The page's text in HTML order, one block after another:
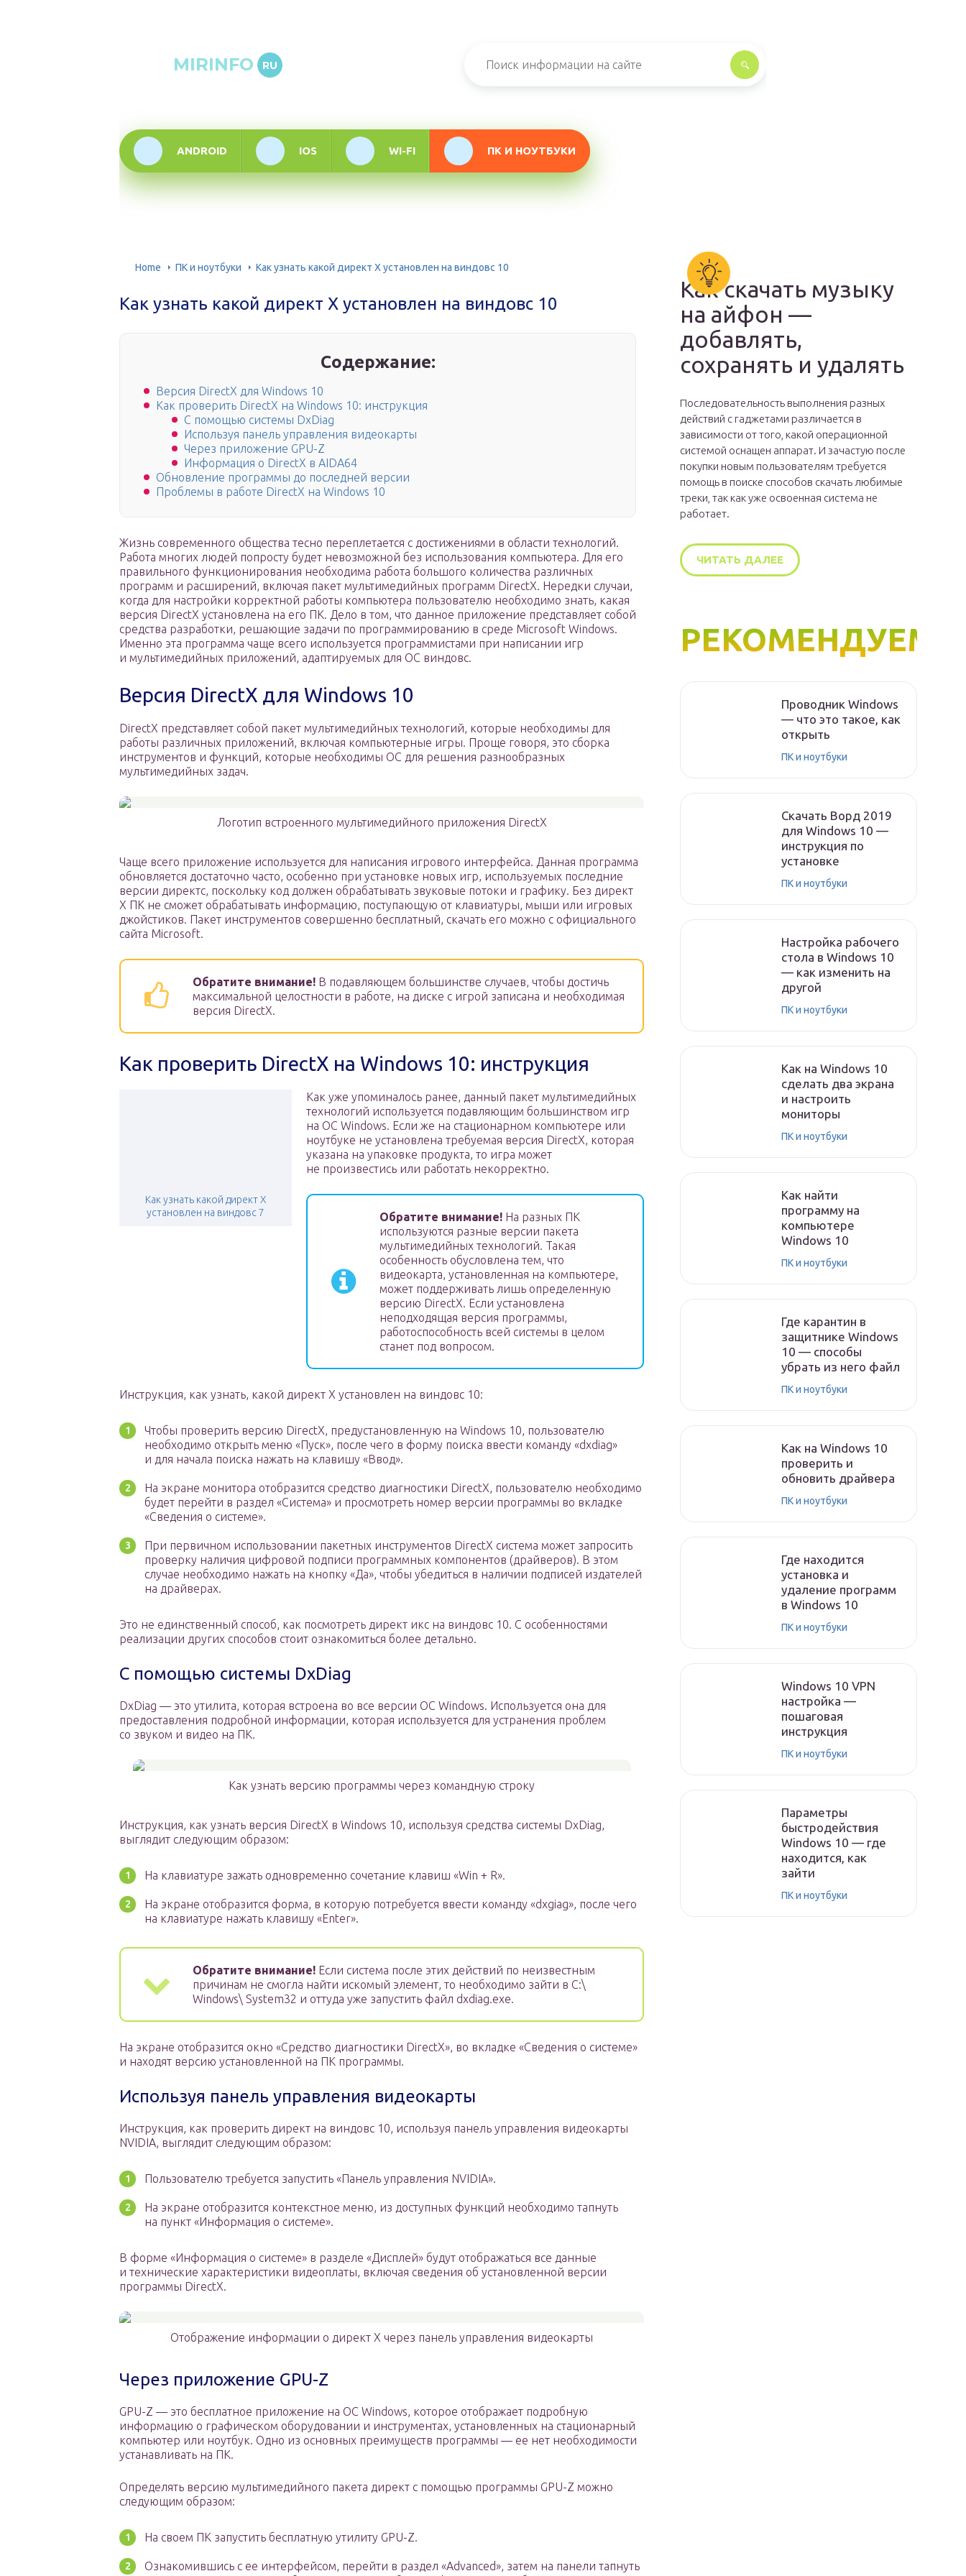
MIRINFO RU
ANDROID IOS WI-FI ПК И НОУТБУКИ
Home ПК и ноутбуки Как узнать какой директ X установлен на виндовс 10
Как узнать какой директ X установлен на виндовс 10
Содержание:
Версия DirectX для Windows 10
Как проверить DirectX на Windows 10: инструкция
С помощью системы DxDiag
Используя панель управления видеокарты
Через приложение GPU-Z
Информация о DirectX в AIDA64
Обновление программы до последней версии
Проблемы в работе DirectX на Windows 10
Жизнь современного общества тесно переплетается с достижениями в области технологий.
Работа многих людей попросту будет невозможной без использования компьютера. Для его
правильного функционирования необходима работа большого количества различных
программ и расширений, включая пакет мультимедийных программ DirectX. Нередки случаи,
когда для настройки корректной работы компьютера пользователю необходимо знать, какая
версия DirectX установлена на его ПК. Дело в том, что данное приложение представляет собой
средства разработки, решающие задачи по программированию в среде Microsoft Windows.
Именно эта программа чаще всего используется программистами при написании игр
и мультимедийных приложений, адаптируемых для ОС виндовс.
Версия DirectX для Windows 10
DirectX представляет собой пакет мультимедийных технологий, которые необходимы для
работы различных приложений, включая компьютерные игры. Проще говоря, это сборка
инструментов и функций, которые необходимы ОС для решения разнообразных
мультимедийных задач.
Логотип встроенного мультимедийного приложения DirectX
Чаще всего приложение используется для написания игрового интерфейса. Данная программа
обновляется достаточно часто, особенно при установке новых игр, используемых последние
версии директс, поскольку код должен обрабатывать звуковые потоки и графику. Без директ
Х ПК не сможет обрабатывать информацию, поступающую от клавиатуры, мыши или игровых
джойстиков. Пакет инструментов совершенно бесплатный, скачать его можно с официального
сайта Microsoft.
Обратите внимание! В подавляющем большинстве случаев, чтобы достичь
максимальной целостности в работе, на диске с игрой записана и необходимая
версия DirectX.
Как проверить DirectX на Windows 10: инструкция
Как узнать какой директ X
установлен на виндовс 7
Как уже упоминалось ранее, данный пакет мультимедийных
технологий используется подавляющим большинством игр
на ОС Windows. Если же на стационарном компьютере или
ноутбуке не установлена требуемая версия DirectX, которая
указана на упаковке продукта, то игра может
не произвестись или работать некорректно.
Обратите внимание! На разных ПК
используются разные версии пакета
мультимедийных технологий. Такая
особенность обусловлена тем, что
видеокарта, установленная на компьютере,
может поддерживать лишь определенную
версию DirectX. Если установлена
неподходящая версия программы,
работоспособность всей системы в целом
станет под вопросом.
Инструкция, как узнать, какой директ Х установлен на виндовс 10:
Чтобы проверить версию DirectX, предустановленную на Windows 10, пользователю
необходимо открыть меню «Пуск», после чего в форму поиска ввести команду «dxdiag»
и для начала поиска нажать на клавишу «Ввод».
На экране монитора отобразится средство диагностики DirectX, пользователю необходимо
будет перейти в раздел «Система» и просмотреть номер версии программы во вкладке
«Сведения о системе».
При первичном использовании пакетных инструментов DirectX система может запросить
проверку наличия цифровой подписи программных компонентов (драйверов). В этом
случае необходимо нажать на кнопку «Да», чтобы убедиться в наличии подписей издателей
на драйверах.
Это не единственный способ, как посмотреть директ икс на виндовс 10. С особенностями
реализации других способов стоит ознакомиться более детально.
С помощью системы DxDiag
DxDiag — это утилита, которая встроена во все версии ОС Windows. Используется она для
предоставления подробной информации, которая используется для устранения проблем
со звуком и видео на ПК.
Как узнать версию программы через командную строку
Инструкция, как узнать версия DirectX в Windows 10, используя средства системы DxDiag,
выглядит следующим образом:
На клавиатуре зажать одновременно сочетание клавиш «Win + R».
На экране отобразится форма, в которую потребуется ввести команду «dxgiag», после чего
на клавиатуре нажать клавишу «Enter».
Обратите внимание! Если система после этих действий по неизвестным
причинам не смогла найти искомый элемент, то необходимо зайти в C:\
Windows\ System32 и оттуда уже запустить файл dxdiag.exe.
На экране отобразится окно «Средство диагностики DirectX», во вкладке «Сведения о системе»
и находят версию установленной на ПК программы.
Используя панель управления видеокарты
Инструкция, как проверить директ на виндовс 10, используя панель управления видеокарты
NVIDIA, выглядит следующим образом:
Пользователю требуется запустить «Панель управления NVIDIA».
На экране отобразится контекстное меню, из доступных функций необходимо тапнуть
на пункт «Информация о системе».
В форме «Информация о системе» в разделе «Дисплей» будут отображаться все данные
и технические характеристики видеоплаты, включая сведения об установленной версии
программы DirectX.
Отображение информации о директ Х через панель управления видеокарты
Через приложение GPU-Z
GPU-Z — это бесплатное приложение на ОС Windows, которое отображает подробную
информацию о графическом оборудовании и инструментах, установленных на стационарный
компьютер или ноутбук. Одно из основных преимуществ программы — ее нет необходимости
устанавливать на ПК.
Определять версию мультимедийного пакета директ с помощью программы GPU-Z можно
следующим образом:
На своем ПК запустить бесплатную утилиту GPU-Z.
Ознакомившись с ее интерфейсом, перейти в раздел «Advanced», затем на панели тапнуть
Как скачать музыку
на айфон —
добавлять,
сохранять и удалять
Последовательность выполнения разных
действий с гаджетами различается в
зависимости от того, какой операционной
системой оснащен аппарат. И зачастую после
покупки новым пользователям требуется
помощь в поиске способов скачать любимые
треки, так как уже освоенная система не
работает.
ЧИТАТЬ ДАЛЕЕ
РЕКОМЕНДУЕМ
Проводник Windows
— что это такое, как
открыть
ПК и ноутбуки
Скачать Ворд 2019
для Windows 10 —
инструкция по
установке
ПК и ноутбуки
Настройка рабочего
стола в Windows 10
— как изменить на
другой
ПК и ноутбуки
Как на Windows 10
сделать два экрана
и настроить
мониторы
ПК и ноутбуки
Как найти
программу на
компьютере
Windows 10
ПК и ноутбуки
Где карантин в
защитнике Windows
10 — способы
убрать из него файл
ПК и ноутбуки
Как на Windows 10
проверить и
обновить драйвера
ПК и ноутбуки
Где находится
установка и
удаление программ
в Windows 10
ПК и ноутбуки
Windows 10 VPN
настройка —
пошаговая
инструкция
ПК и ноутбуки
Параметры
быстродействия
Windows 10 — где
находится, как
зайти
ПК и ноутбуки